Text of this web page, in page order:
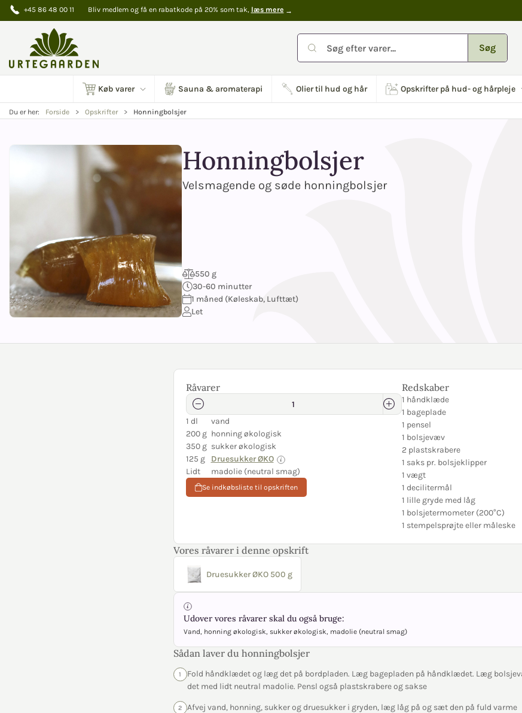
+45 86 48 00 11 Bliv medlem og få en rabatkode på 20% som tak, læs mere
Søg
Køb varer Sauna & aromaterapi Olier til hud og hår Opskrifter på hud- og hårpleje
Du er her: Forside Opskrifter Honningbolsjer
Honningbolsjer
Velsmagende og søde honningbolsjer
550 g
30-60 minutter
1 måned (Køleskab, Lufttæt)
Let
Råvarer
1 dl
vand
200 g honning økologisk
350 g sukker økologisk
125 g
Druesukker ØKO
Lidt
madolie (neutral smag)
Se indkøbsliste til opskriften
Redskaber
1 håndklæde
1 bageplade
1 pensel
1 bolsjevæv
2 plastskrabere
1 saks pr. bolsjeklipper
1 vægt
1 decilitermål
1 lille gryde med låg
1 bolsjetermometer (200°C)
1 stempelsprøjte eller måleske
Vores råvarer i denne opskrift
Druesukker ØKO 500 g
Udover vores råvarer skal du også bruge:
Vand, honning økologisk, sukker økologisk, madolie (neutral smag)
Sådan laver du honningbolsjer
1
Fold håndklædet og læg det på bordpladen. Læg bagepladen på håndklædet. Læg
det med lidt neutral madolie. Pensl også plastskrabere og sakse
2 Afvej vand, honning, sukker og druesukker i gryden, læg låg på og sæt den på fuld varme